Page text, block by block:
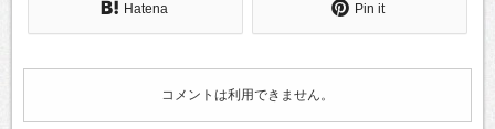
Hatena Pin it
コメントは利用できません。